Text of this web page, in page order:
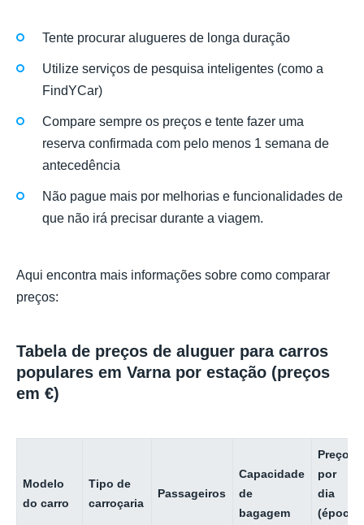
Tente procurar alugueres de longa duração
Utilize serviços de pesquisa inteligentes (como a
FindYCar)
Compare sempre os preços e tente fazer uma
reserva confirmada com pelo menos 1 semana de
antecedência
Não pague mais por melhorias e funcionalidades de
que não irá precisar durante a viagem.
Aqui encontra mais informações sobre como comparar
preços:
Tabela de preços de aluguer para carros
populares em Varna por estação (preços
em €)
Modelo
do carro
Tipo de
carroçaria
Passageiros
Capacidade
de
bagagem
Preço
por
dia
(época